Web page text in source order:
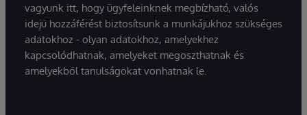
vagyunk itt, hogy ügyfeleinknek megbízható, valós
idejű hozzáférést biztosítsunk a munkájukhoz szükséges
adatokhoz - olyan adatokhoz, amelyekhez
kapcsolódhatnak, amelyeket megoszthatnak és
amelyekből tanulságokat vonhatnak le.